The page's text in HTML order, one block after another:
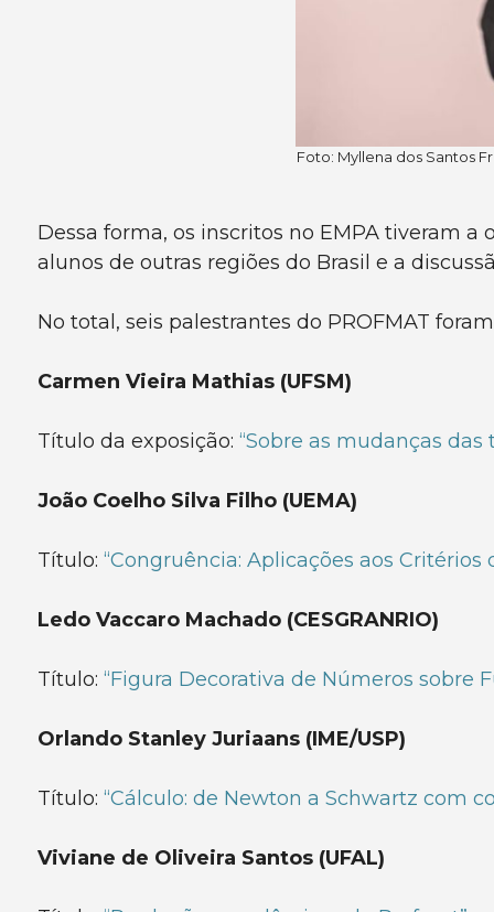
Foto: Myllena dos Santos
Dessa forma, os inscritos no EMPA tiveram
alunos de outras regiões do Brasil e a
No total, seis palestrantes do PROFMAT
Carmen Vieira Mathias (UFSM)
Título da exposição: “Sobre as mudanças
João Coelho Silva Filho (UEMA)
Título: “Congruência: Aplicações aos
Ledo Vaccaro Machado (CESGRANRIO)
Título: “Figura Decorativa de Números sobre
Orlando Stanley Juriaans (IME/USP)
Título: “Cálculo: de Newton a Schwartz com
Viviane de Oliveira Santos (UFAL)